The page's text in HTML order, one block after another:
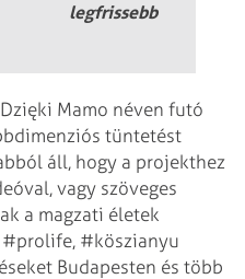
legfrissebb
Mamo néven futó
tüntetést
áll, hogy a projekthez
vagy szöveges
a magzati életek
#prolife, #köszianyu
Budapesten és több